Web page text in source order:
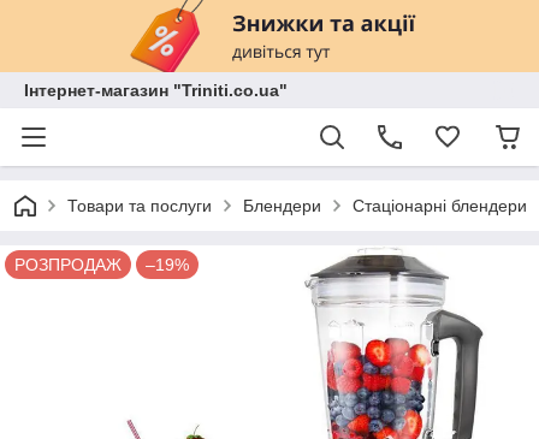
Інтернет-магазин "Triniti.co.ua"
Товари та послуги Блендери Стаціонарні блендери
РОЗПРОДАЖ –19%